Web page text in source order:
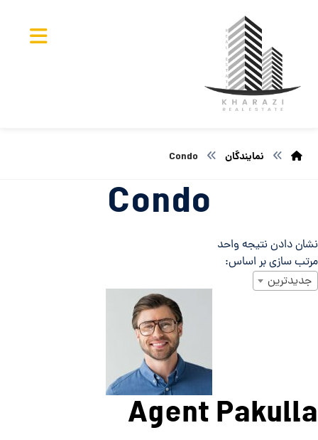
نمایندگان Condo
Condo
نشان دادن نتیجه واحد
مرتب سازی بر اساس:
جدیدترین
Agent Pakulla